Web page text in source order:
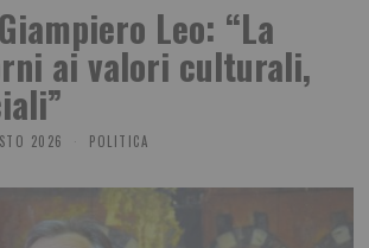
Leo: “La
ai valori culturali,
2026 POLITICA